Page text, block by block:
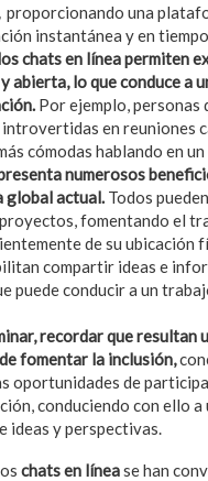
proporcionando una
instantánea y en
chats en línea permiten
abierta, lo que conduce a
Por ejemplo, personas
en reuniones
cómodas hablando en
numerosos
global actual. Todos
fomentando el
de su ubicación
compartir ideas e
puede conducir a un
recordar que resultan
fomentar la inclusión,
oportunidades de
conduciendo con ello a
ideas y perspectivas.
chats en línease han